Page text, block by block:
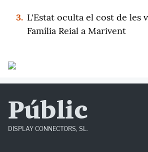
3. L'Estat oculta el cost de les
Família Reial a Marivent
Públic
DISPLAY CONNECTORS, SL.